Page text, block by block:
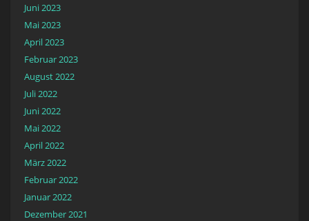
Juni 2023
Mai 2023
April 2023
Februar 2023
August 2022
Juli 2022
Juni 2022
Mai 2022
April 2022
März 2022
Februar 2022
Januar 2022
Dezember 2021